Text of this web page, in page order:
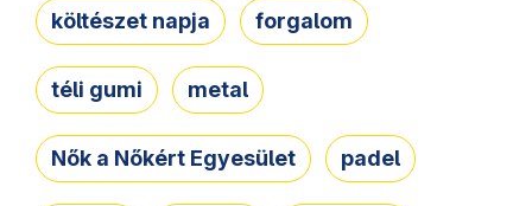
költészet napja forgalom
téli gumi metal
Nők a Nőkért Egyesület padel